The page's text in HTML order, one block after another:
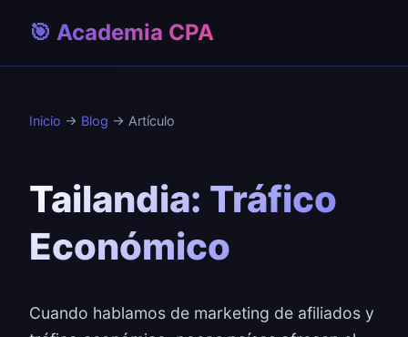
🎯 Academia CPA
Inicio → Blog → Artículo
Tailandia: Tráfico
Económico
Cuando hablamos de marketing de afiliados y